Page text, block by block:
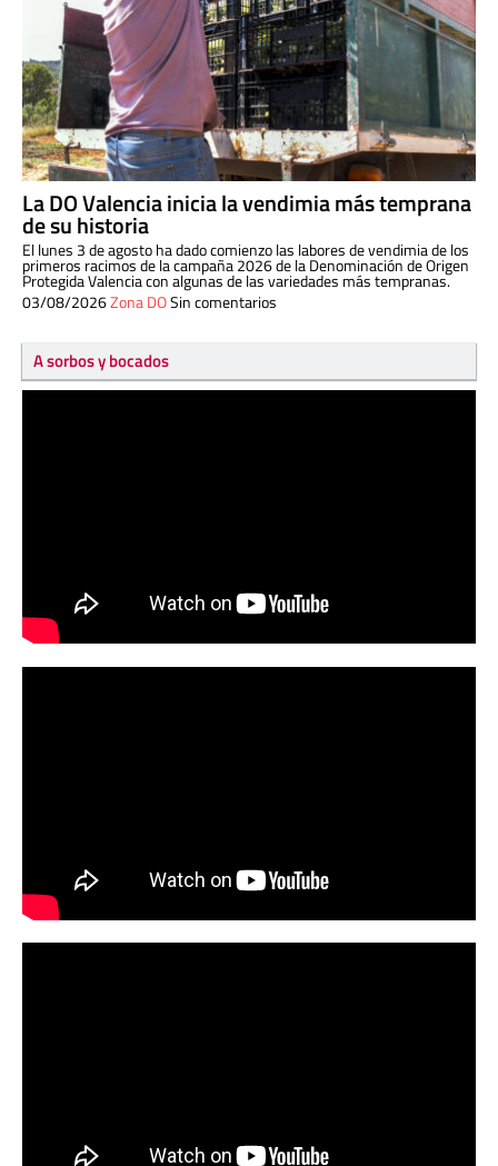
La DO Valencia inicia la vendimia más temprana
de su historia
El lunes 3 de agosto ha dado comienzo las labores de vendimia de los
primeros racimos de la campaña 2026 de la Denominación de Origen
Protegida Valencia con algunas de las variedades más tempranas.
03/08/2026Zona DOSin comentarios
A sorbos y bocados